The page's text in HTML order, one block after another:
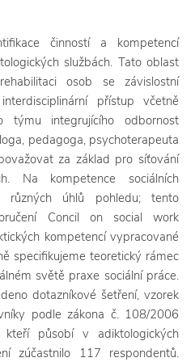
činností a kompetencí
službách. Tato oblast
osob se závislostní
přístup včetně
týmu integrujícího odbornost
pedagoga, psychoterapeuta
za základ pro síťování
Na kompetence sociálních
úhlů pohledu; tento
Concil on social work
kompetencí vypracované
specifikujeme teoretický rámec
světě praxe sociální práce.
dotazníkové šetření, vzorek
podle zákona č. 108/2006
kteří působí v adiktologických
zúčastnilo 117 respondentů.